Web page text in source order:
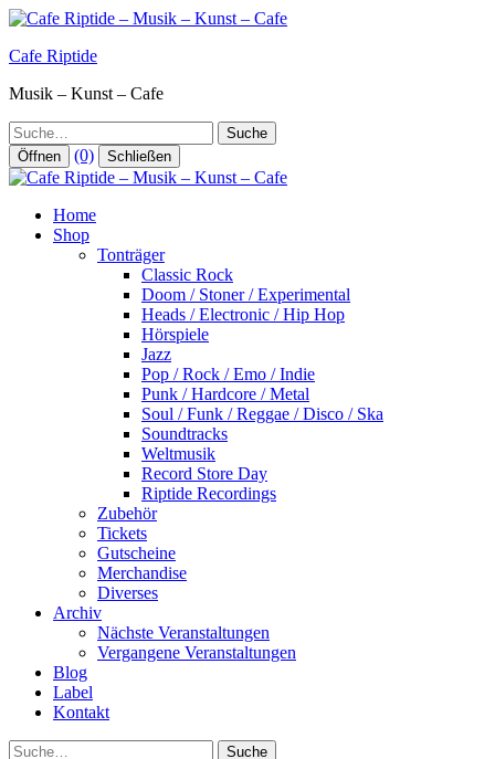
Zum
springen
Cafe Riptide
Musik – Kunst – Cafe
Suche
Öffnen (0) Schließen
Home
Shop
Tonträger
Classic Rock
Doom / Stoner / Experimental
Heads / Electronic / Hip Hop
Hörspiele
Jazz
Pop / Rock / Emo / Indie
Punk / Hardcore / Metal
Soul / Funk / Reggae / Disco / Ska
Soundtracks
Weltmusik
Record Store Day
Riptide Recordings
Zubehör
Tickets
Gutscheine
Merchandise
Diverses
Archiv
Nächste Veranstaltungen
Vergangene Veranstaltungen
Blog
Label
Kontakt
Suche